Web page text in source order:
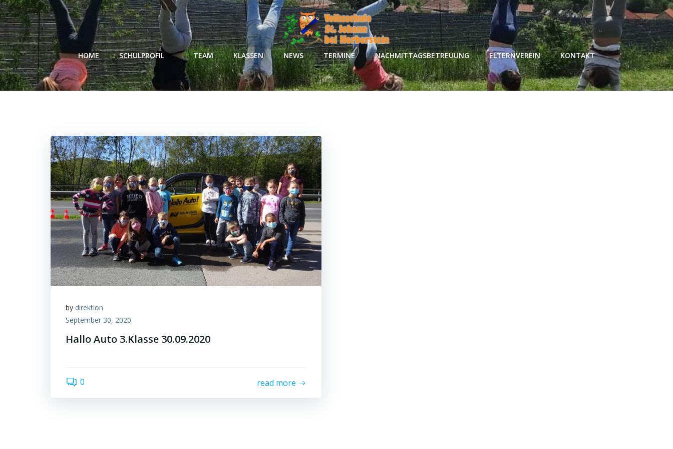
Zum
Inhalt
springen
HOME SCHULPROFIL TEAM KLASSEN NEWS TERMINE NACHMITTAGSBETREUUNG ELTERNVEREIN KONTAKT
by direktion
September 30, 2020
Hallo Auto 3.Klasse 30.09.2020
0 read more